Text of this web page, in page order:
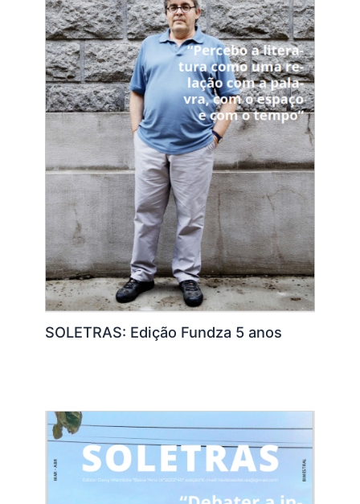
SOLETRAS: Edição Fundza 5 anos